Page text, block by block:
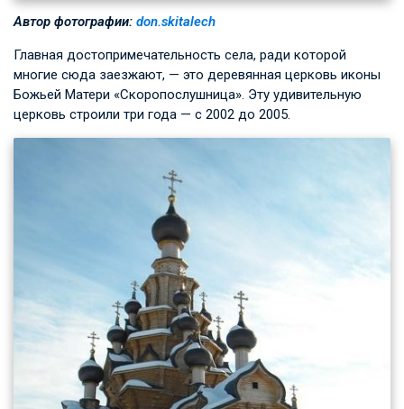
Автор фотографии: don.skitalech
Главная достопримечательность села, ради которой
многие сюда заезжают, — это деревянная церковь иконы
Божьей Матери «Скоропослушница». Эту удивительную
церковь строили три года — с 2002 до 2005.